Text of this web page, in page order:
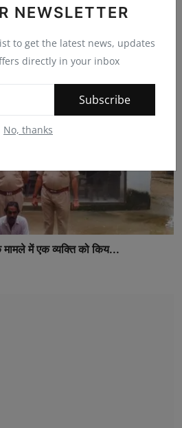
NEWSLETTER
to get the latest news, updates
directly in your inbox
Subscribe
No, thanks
सीड बॉल और 1000 क्लॉथ बैग व...
में एक व्यक्ति को किय...